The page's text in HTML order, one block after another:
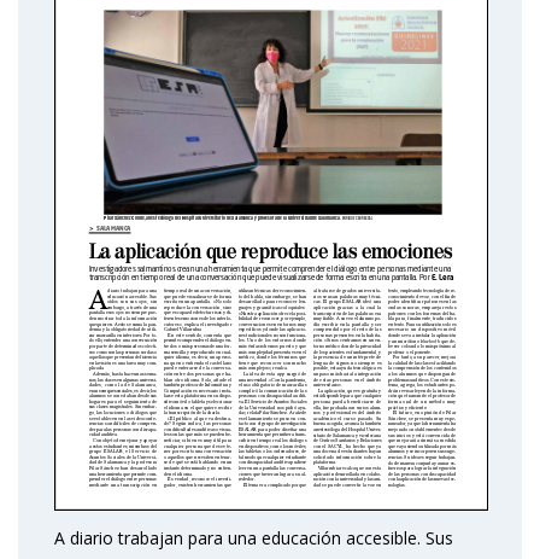
A diario trabajan para una educación accesible. Sus